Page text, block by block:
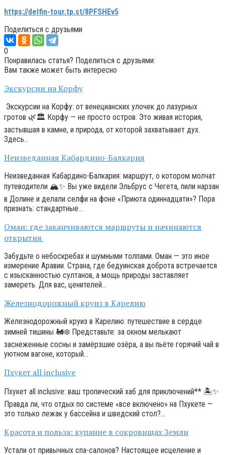
https://delfin-tour.tp.st/8PFSHEv5
Поделиться с друзьями
0
Понравилась статья? Поделиться с друзьями:
Вам также может быть интересно
Экскурсии на Корфу
Экскурсии на Корфу: от венецианских улочек до лазурных
гротов 🌿🏛️ Корфу — не просто остров. Это живая история,
застывшая в камне, и природа, от которой захватывает дух.
Здесь…
Неизведанная Кабардино-Балкария
Неизведанная Кабардино-Балкария: маршрут, о котором молчат
путеводители 🏔️✨ Вы уже видели Эльбрус с Чегета, пили нарзан
в Долине и делали селфи на фоне «Приюта одиннадцати»? Пора
признать: стандартные…
Оман: где заканчиваются маршруты и начинаются
открытия
Забудьте о небоскребах и шумными толпами. Оман — это иное
измерение Аравии. Страна, где бедуинская доброта встречается
с изысканностью султанов, а мощь природы заставляет
замереть. Для вас, ценителей…
Железнодорожный круиз в Карелию
Железнодорожный круиз в Карелию: путешествие в сердце
зимней тишины 🚂❄️ Представьте: за окном мелькают
заснеженные сосны и замёрзшие озёра, а вы пьёте горячий чай в
уютном вагоне, который…
Пхукет all inclusive
Пхукет all inclusive: ваш тропический хаб для приключений** 🏝️✨
Правда ли, что отдых по системе «все включено» на Пхукете —
это только лежак у бассейна и шведский стол?…
Красота и польза: купание в сокровищах Земли
Устали от привычных спа-салонов? Настоящее исцеление и